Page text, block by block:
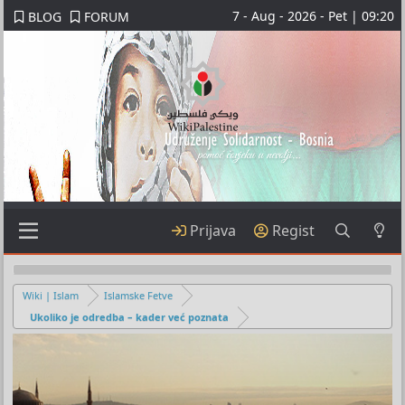
BLOG FORUM 7 - Aug - 2026 - Pet | 09:20
Prijava Regist
Wiki | Islam
Islamske Fetve
Ukoliko je odredba – kader već poznata